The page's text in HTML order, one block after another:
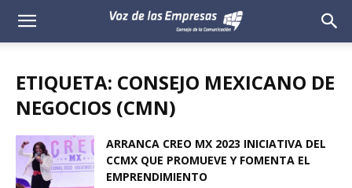
Voz
Empresas
ETIQUETA: CONSEJO MEXICANO DE
NEGOCIOS (CMN)
ARRANCA CREO MX 2023 INICIATIVA DEL
CCMX QUE PROMUEVE Y FOMENTA EL
EMPRENDIMIENTO